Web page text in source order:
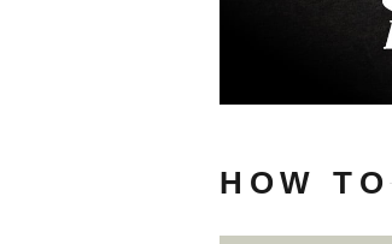
HOW TO